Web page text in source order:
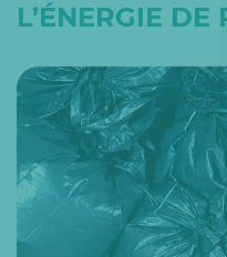
L’ÉNERGIE